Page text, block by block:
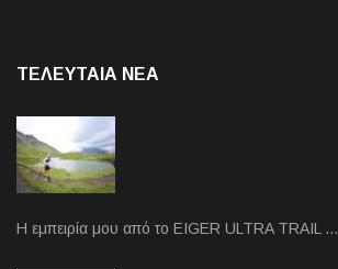
ΤΕΛΕΥΤΑΙΑ NEA
Η εμπειρία μου από το EIGER ULTRA TRAIL …